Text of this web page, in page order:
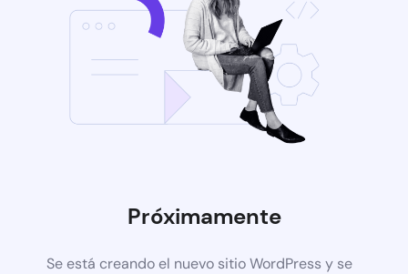
Próximamente
Se está creando el nuevo sitio WordPress y se